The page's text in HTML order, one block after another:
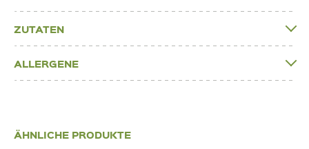
ZUTATEN
ALLERGENE
ÄHNLICHE PRODUKTE